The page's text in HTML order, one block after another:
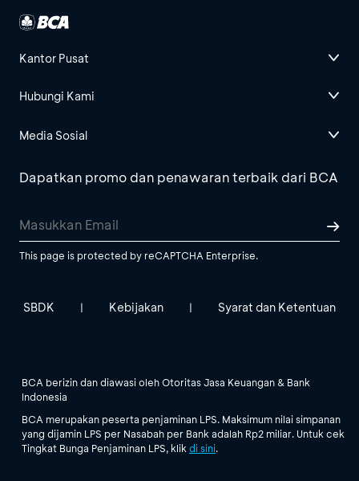
Kantor Pusat
Hubungi Kami
Media Sosial
Dapatkan promo dan penawaran terbaik dari BCA
This page is protected by reCAPTCHA Enterprise.
SBDK | Kebijakan | Syarat dan Ketentuan
BCA berizin dan diawasi oleh Otoritas Jasa Keuangan & Bank
Indonesia
BCA merupakan peserta penjaminan LPS. Maksimum nilai simpanan
yang dijamin LPS per Nasabah per Bank adalah Rp2 miliar. Untuk cek
Tingkat Bunga Penjaminan LPS, klik di sini.